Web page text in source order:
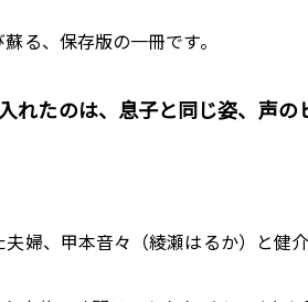
る、保存版の一冊です。
たのは、息子と同じ姿、声の
婦、甲本音々（綾瀬はるか）と健